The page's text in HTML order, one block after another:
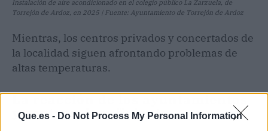
Que.es - Do Not Process My Personal Information
Instalación de aire acondicionado en el colegio público La Zarzuela, de
Torrejón de Ardoz, en 2025 | Fuente: Ayuntamiento de Torrejón de Ardoz
Mientras, los centros privados y concertados de
la localidad siguen afrontando problemas de
altas temperaturas.
La reacción de los ayuntamientos
y centros, insuficiente